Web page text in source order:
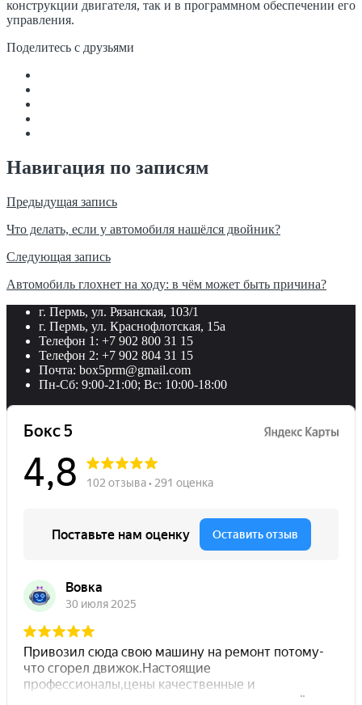
конструкции двигателя, так и в программном обеспечении его
управления.
Поделитесь с друзьями
Навигация по записям
Предыдущая запись
Что делать, если у автомобиля нашёлся двойник?
Следующая запись
Автомобиль глохнет на ходу: в чём может быть причина?
г. Пермь, ул. Рязанская, 103/1
г. Пермь, ул. Краснофлотская, 15а
Телефон 1: +7 902 800 31 15
Телефон 2: +7 902 804 31 15
Почта: box5prm@gmail.com
Пн-Сб: 9:00-21:00; Вс: 10:00-18:00